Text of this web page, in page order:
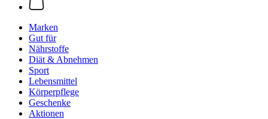
Marken
Gut für
Nährstoffe
Diät & Abnehmen
Sport
Lebensmittel
Körperpflege
Geschenke
Aktionen